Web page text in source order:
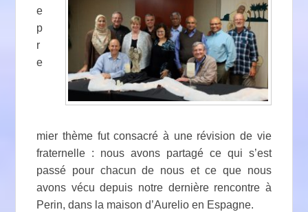
e
p
r
e
mier thème fut consacré à une révision de vie
fraternelle : nous avons partagé ce qui s’est
passé pour chacun de nous et ce que nous
avons vécu depuis notre dernière rencontre à
Perin, dans la maison d’Aurelio en Espagne.